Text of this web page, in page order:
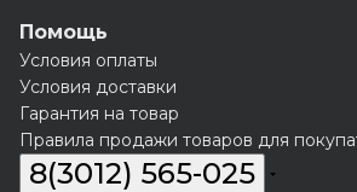
Помощь
Условия оплаты
Условия доставки
Гарантия на товар
Правила продажи товаров для
8(3012) 565-025